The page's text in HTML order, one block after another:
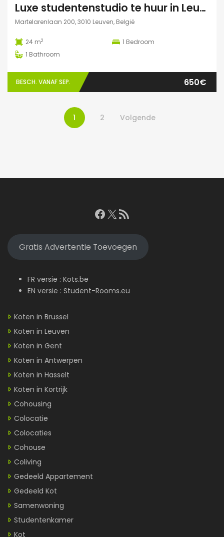
Luxe studentenstudio te huur in Leuven
Martelarenlaan 200, 3010 Leuven, België
24 m2 1 Bedroom
1 Bathroom
BESCH. VANAF SEP. 650€
1 2 Volgende
Facebook
X RSS feed
Gratis Advertentie Toevoegen
FR versie : Kots.be
EN versie : Student-Rooms.eu
Koten in Brussel
Koten in Leuven
Koten in Gent
Koten in Antwerpen
Koten in Hasselt
Koten in Kortrijk
Cohousing
Colocatie
Colocaties
Cohouse
Coliving
Gedeeld Appartement
Gedeeld Kot
Samenwoning
Studentenkamer
Kot